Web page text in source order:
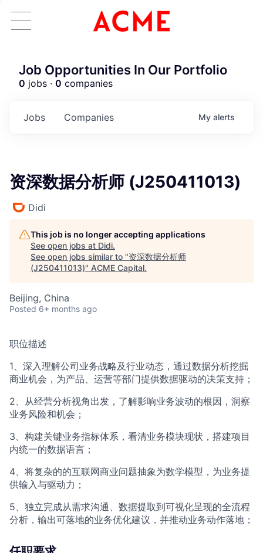
ACME Homepage
Job Opportunities In Our Portfolio
0 jobs · 0 companies
Jobs Companies My alerts
资深数据分析师 (J250411013)
Didi
This job is no longer accepting applications
See open jobs at Didi.
See open jobs similar to "资深数据分析师
(J250411013)" ACME Capital.
Beijing, China
Posted 6+ months ago
职位描述
1、深入理解公司业务战略及行业动态，通过数据分析挖掘
商业机会，为产品、运营等部门提供数据驱动的决策支持；
2、从经营分析视角出发，了解影响业务波动的根因，洞察
业务风险和机会；
3、构建关键业务指标体系，看清业务模块现状，搭建项目
内统一的数据语言；
4、将复杂的的互联网商业问题抽象为数学模型，为业务提
供输入与驱动力；
5、独立完成从需求沟通、数据提取到可视化呈现的全流程
分析，输出可落地的业务优化建议，并推动业务动作落地；